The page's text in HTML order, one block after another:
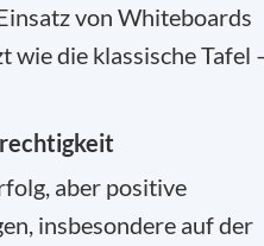
von Whiteboards
die klassische Tafel
aber positive
insbesondere auf der